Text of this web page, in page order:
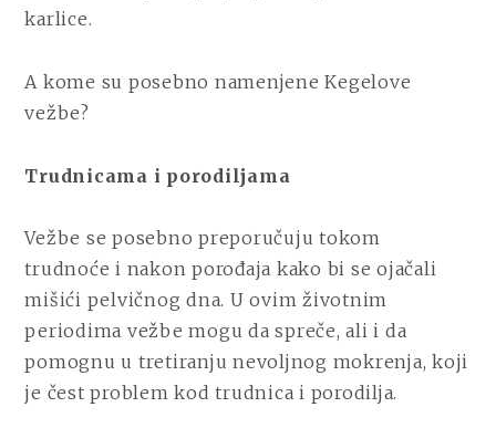
karlice.
A kome su posebno namenjene Kegelove
vežbe?
Trudnicama i porodiljama
Vežbe se posebno preporučuju tokom
trudnoće i nakon porođaja kako bi se ojačali
mišići pelvičnog dna. U ovim životnim
periodima vežbe mogu da spreče, ali i da
pomognu u tretiranju nevoljnog mokrenja, koji
je čest problem kod trudnica i porodilja.